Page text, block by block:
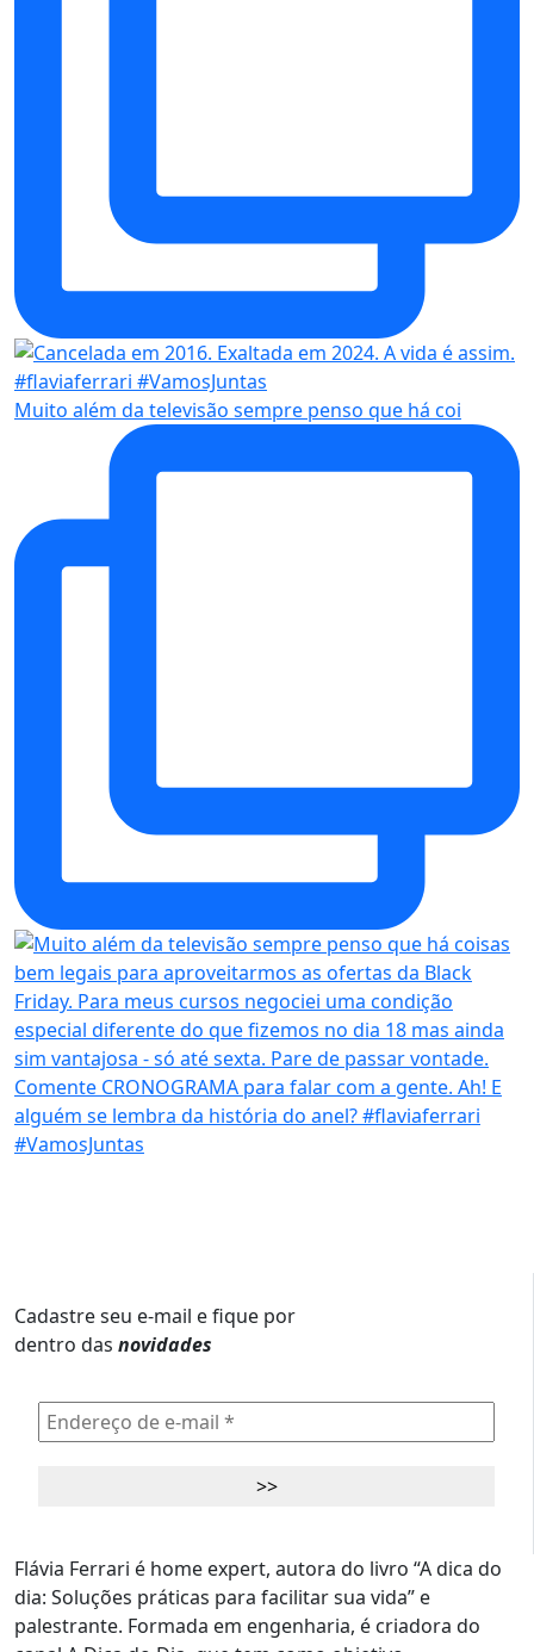
Muito além da televisão sempre penso que há coi
Cadastre seu e-mail e fique por
dentro das novidades
Flávia Ferrari é home expert, autora do livro “A dica do
dia: Soluções práticas para facilitar sua vida” e
palestrante. Formada em engenharia, é criadora do